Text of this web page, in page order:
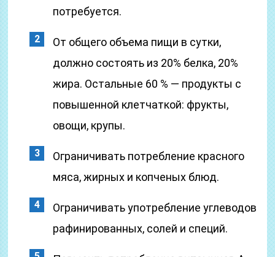
потребуется.
От общего объема пищи в сутки,
должно состоять из 20% белка, 20%
жира. Остальные 60 % — продукты с
повышенной клетчаткой: фрукты,
овощи, крупы.
Ограничивать потребление красного
мяса, жирных и копченых блюд.
Ограничивать употребление углеводов
рафинированных, солей и специй.